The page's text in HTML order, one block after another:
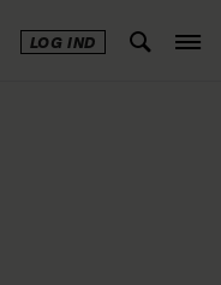
LOG IND